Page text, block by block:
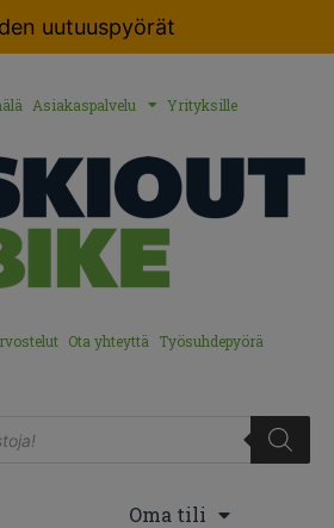
uutuuspyörät
Asiakaspalvelu Yrityksille
Ota yhteyttä Työsuhdepyörä
Oma tili